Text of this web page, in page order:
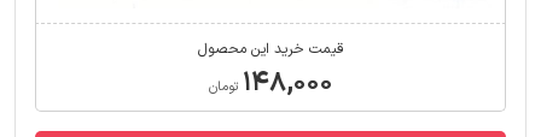
قیمت خرید این محصول
۱۴۸,۰۰۰ تومان